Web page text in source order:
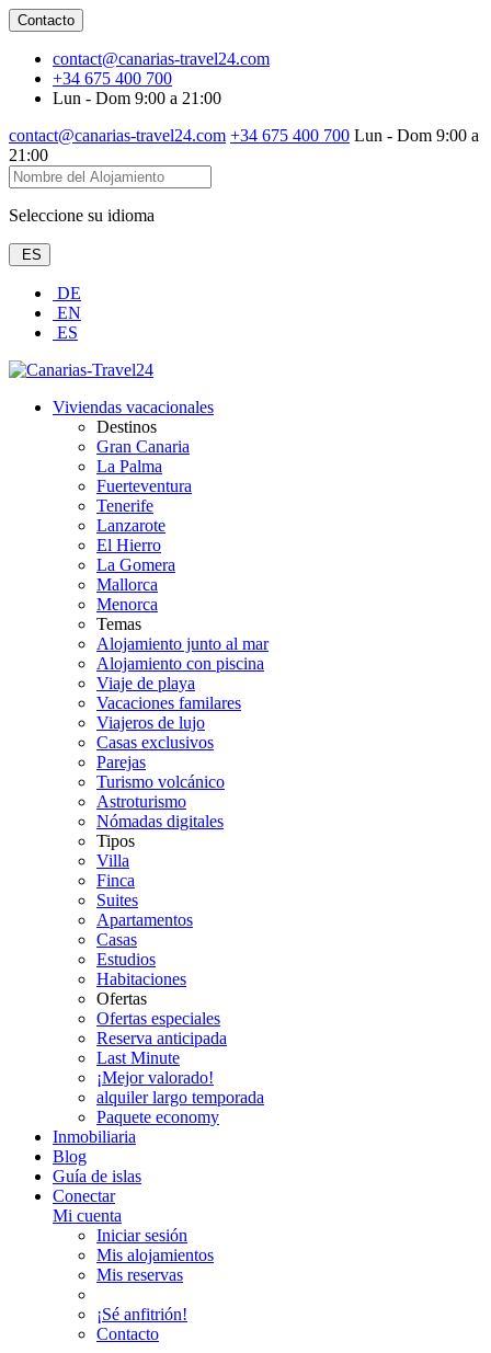
Contacto
contact@canarias-travel24.com
+34 675 400 700
Lun - Dom 9:00 a 21:00
contact@canarias-travel24.com +34 675 400 700 Lun - Dom 9:00 a
21:00
Seleccione su idioma
ES
DE
EN
ES
Viviendas vacacionales
Destinos
Gran Canaria
La Palma
Fuerteventura
Tenerife
Lanzarote
El Hierro
La Gomera
Mallorca
Menorca
Temas
Alojamiento junto al mar
Alojamiento con piscina
Viaje de playa
Vacaciones familares
Viajeros de lujo
Casas exclusivos
Parejas
Turismo volcánico
Astroturismo
Nómadas digitales
Tipos
Villa
Finca
Suites
Apartamentos
Casas
Estudios
Habitaciones
Ofertas
Ofertas especiales
Reserva anticipada
Last Minute
¡Mejor valorado!
alquiler largo temporada
Paquete economy
Inmobiliaria
Blog
Guía de islas
Conectar
Mi cuenta
Iniciar sesión
Mis alojamientos
Mis reservas
¡Sé anfitrión!
Contacto